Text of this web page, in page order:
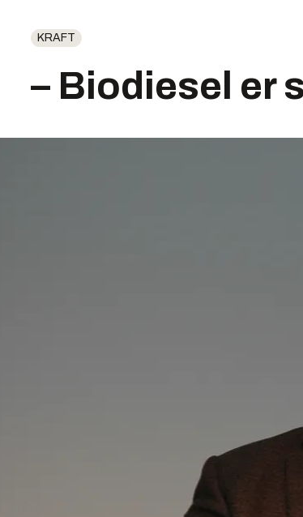
KRAFT
– Biodiesel er